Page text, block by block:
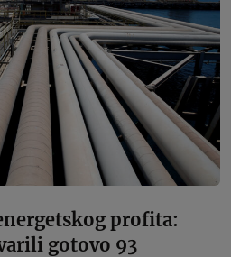
profita:
gotovo 93